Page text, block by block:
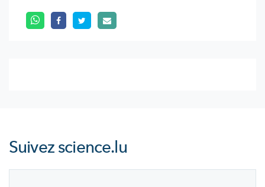
Suivezscience.lu